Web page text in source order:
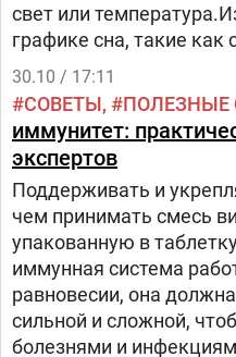
свет или
графике сна, такие как
новая смена на работе
которые вы приобрели,
проблемы со сномВаши
30.10 / 17:11
СОВЕТЫ ПОЛЕЗНЫЕ
иммунитет:
экспертов
Поддерживать и
чем принимать смесь
упакованную в
иммунная система
равновесии, она
сильной и сложной,
болезнями и